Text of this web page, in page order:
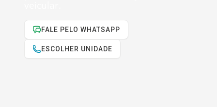
FALE PELO WHATSAPP
ESCOLHER UNIDADE